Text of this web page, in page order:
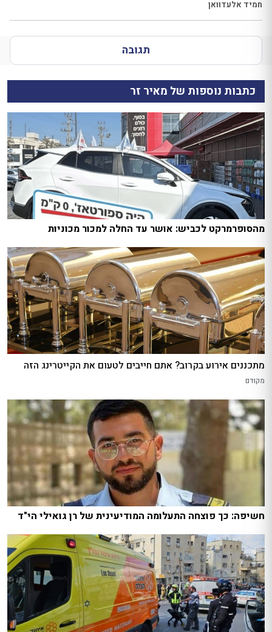
חמיד אלעדוואן
תגובה
כתבות נוספות של מאיר זר
מהסופרמרקט לכביש: אושר עד החלה למכור מכוניות
מתכננים אירוע בקרוב? אתם חייבים לטעום את הקייטרינג הזה
מקודם
חשיפה: כך פוצחה התעלומה המודיעינית של רן גואילי הי"ד